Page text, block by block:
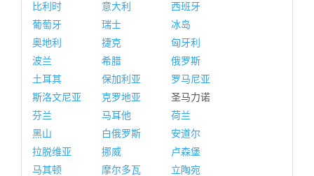
比利时
意大利
西班牙
葡萄牙
瑞士
冰岛
奥地利
捷克
匈牙利
波兰
希腊
俄罗斯
土耳其
保加利亚
罗马尼亚
斯洛文尼亚
克罗地亚
圣马力诺
芬兰
马耳他
荷兰
黑山
白俄罗斯
安道尔
拉脱维亚
挪威
卢森堡
马其顿
摩尔多瓦
立陶宛